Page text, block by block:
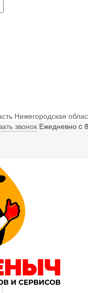
Нижегородская
звонок Ежедневно c